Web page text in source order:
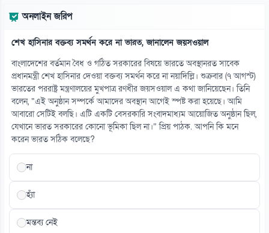
অনলাইন জরিপ
শেখ হাসিনার বক্তব্য সমর্থন করে না ভারত, জানালেন জয়সওয়াল
বাংলাদেশের বর্তমান বৈধ ও গঠিত সরকারের বিষয়ে ভারতে অবস্থানরত সাবেক
প্রধানমন্ত্রী শেখ হাসিনার দেওয়া বক্তব্য সমর্থন করে না নয়াদিল্লি। শুক্রবার (৭ আগস্ট)
ভারতের পররাষ্ট্র মন্ত্রণালয়ের মুখপাত্র রণধীর জয়সওয়াল এ কথা জানিয়েছেন। তিনি
বলেন, “এই অনুষ্ঠান সম্পর্কে আমাদের অবস্থান আগেই স্পষ্ট করা হয়েছে। আমি
আবারো সেটিই বলছি। এটি একটি বেসরকারি সংবাদমাধ্যম আয়োজিত অনুষ্ঠান ছিল,
যেখানে ভারত সরকারের কোনো ভূমিকা ছিল না।” প্রিয় পাঠক. আপনি কি মনে
করেন ভারত সঠিক বলেছে?
না
হ্যাঁ
মন্তব্য নেই